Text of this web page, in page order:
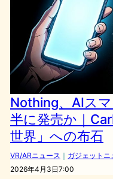
Nothing、AIス
半に発売か｜
世界」への布石
VR/ARニュース ｜ ガジェットニ
2026年4月3日7:00